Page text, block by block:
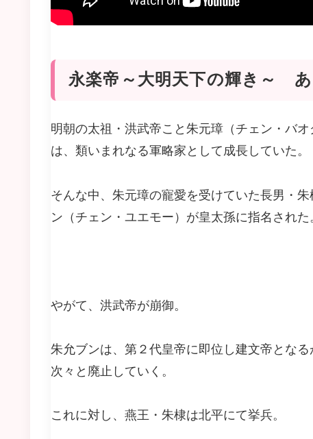
永楽帝～大明天下の輝き～
明朝の太祖・洪武帝こと朱元璋（チェン・バ
は、類いまれなる軍略家として成長していた。
そんな中、朱元璋の寵愛を受けていた長男・
ン（チェン・ユエモー）が皇太孫に指名された
やがて、洪武帝が崩御。
朱允ブンは、第２代皇帝に即位し建文帝とな
次々と廃止していく。
これに対し、燕王・朱棣は北平にて挙兵。